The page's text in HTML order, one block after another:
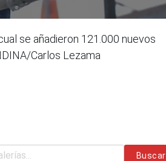
se añadieron 121.000 nuevos
Carlos Lezama
Buscar